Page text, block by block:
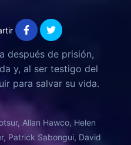
después de prisión,
y, al ser testigo del
para salvar su vida.
Allan Hawco, Helen
Patrick Sabongui, David